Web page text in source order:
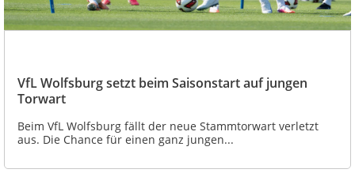
VfL Wolfsburg setzt beim Saisonstart auf jungen
Torwart
Beim VfL Wolfsburg fällt der neue Stammtorwart verletzt
aus. Die Chance für einen ganz jungen...